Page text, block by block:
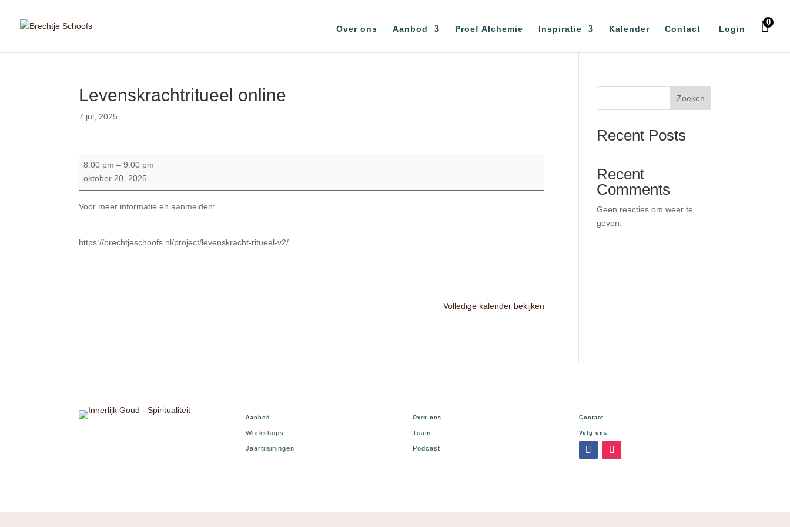
Over ons Aanbod Proef Alchemie Inspiratie Kalender Contact Login
0
Levenskrachtritueel online
7 jul, 2025
8:00 pm –9:00 pm
oktober 20, 2025
Voor meer informatie en aanmelden:
https://brechtjeschoofs.nl/project/levenskracht-ritueel-v2/
Volledige kalender bekijken
Zoeken
Recent Posts
Recent
Comments
Geen reacties om weer te
geven.
Aanbod
Workshops
Jaartrainingen
Over ons
Team
Podcast
Contact
Volg ons: